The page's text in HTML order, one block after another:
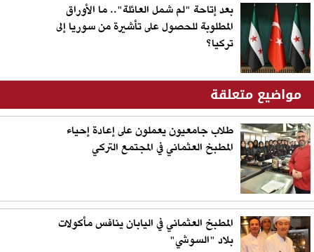
بعد إتاحة "لم شمل العائلة".. ما الأوراق
المطلوبة للحصول على تأشيرة من سوريا إلى
تركيا؟
مواضيع متعلقة
طلاب جامعيون يعملون على إعادة إحياء
المطبخ العثماني في المجتمع التركي
المطبخ العثماني في اليابان ينافس مأكولات
بلاد "السوشي"